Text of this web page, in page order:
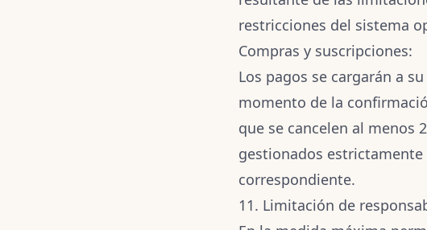
restricciones del sistema
Compras y suscripciones:
Los pagos se cargarán a
momento de la
que se cancelen al menos
gestionados
correspondiente.
11. Limitación de